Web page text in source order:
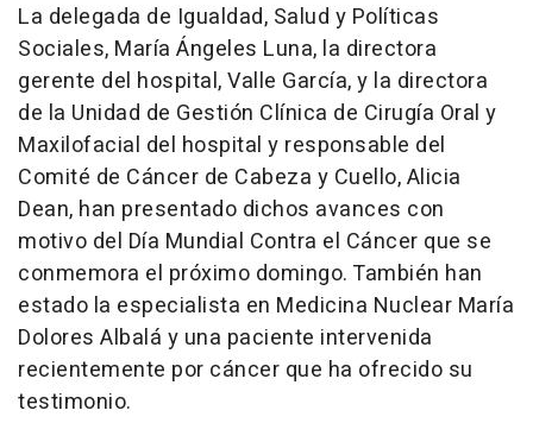
La delegada de Igualdad, Salud y Políticas
Sociales, María Ángeles Luna, la directora
gerente del hospital, Valle García, y la directora
de la Unidad de Gestión Clínica de Cirugía Oral y
Maxilofacial del hospital y responsable del
Comité de Cáncer de Cabeza y Cuello, Alicia
Dean, han presentado dichos avances con
motivo del Día Mundial Contra el Cáncer que se
conmemora el próximo domingo. También han
estado la especialista en Medicina Nuclear María
Dolores Albalá y una paciente intervenida
recientemente por cáncer que ha ofrecido su
testimonio.